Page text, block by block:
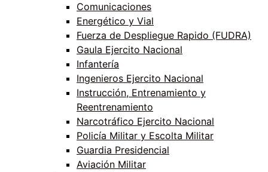
Comunicaciones
Energético y Vial
Fuerza de Despliegue Rapido (FUDRA)
Gaula Ejercito Nacional
Infantería
Ingenieros Ejercito Nacional
Instrucción, Entrenamiento y
Reentrenamiento
Narcotráfico Ejercito Nacional
Policía Militar y Escolta Militar
Guardia Presidencial
Aviación Militar